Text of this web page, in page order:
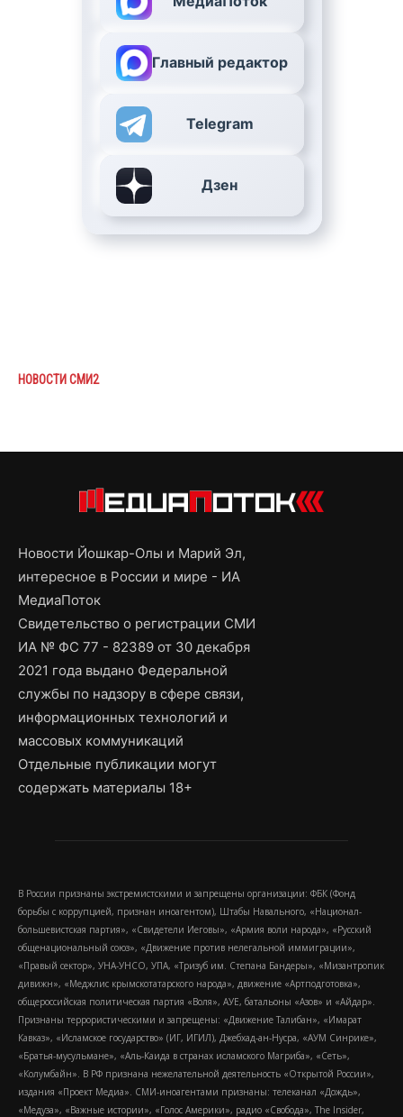
Главный редактор
Telegram
Дзен
НОВОСТИ СМИ2
Новости Йошкар-Олы и Марий Эл,
интересное в России и мире - ИА
МедиаПоток
Свидетельство о регистрации СМИ
ИА № ФС 77 - 82389 от 30 декабря
2021 года выдано Федеральной
службы по надзору в сфере связи,
информационных технологий и
массовых коммуникаций
Отдельные публикации могут
содержать материалы 18+
В России признаны экстремистскими и запрещены организации: ФБК (Фонд
борьбы с коррупцией, признан иноагентом), Штабы Навального, «Национал-
большевистская партия», «Свидетели Иеговы», «Армия воли народа», «Русский
общенациональный союз», «Движение против нелегальной иммиграции»,
«Правый сектор», УНА-УНСО, УПА, «Тризуб им. Степана Бандеры», «Мизантропик
дивижн», «Меджлис крымскотатарского народа», движение «Артподготовка»,
общероссийская политическая партия «Воля», АУЕ, батальоны «Азов» и «Айдар».
Признаны террористическими и запрещены: «Движение Талибан», «Имарат
Кавказ», «Исламское государство» (ИГ, ИГИЛ), Джебхад-ан-Нусра, «АУМ Синрике»,
«Братья-мусульмане», «Аль-Каида в странах исламского Магриба», «Сеть»,
«Колумбайн». В РФ признана нежелательной деятельность «Открытой России»,
издания «Проект Медиа». СМИ-иноагентами признаны: телеканал «Дождь»,
«Медуза», «Важные истории», «Голос Америки», радио «Свобода», The Insider,